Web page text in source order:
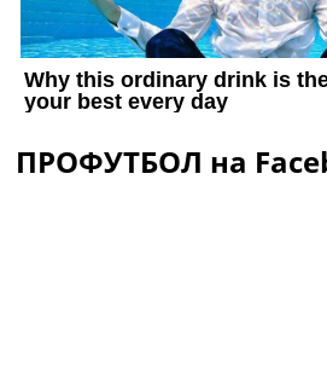
ПРОФУТБОЛ на